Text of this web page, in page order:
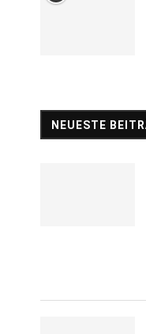
NEUESTE